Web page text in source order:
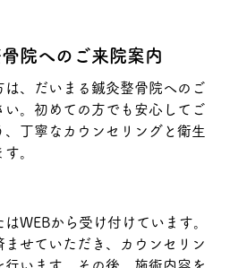
院へのご来院案内
は、だいまる鍼灸整骨院へのご
い。初めての方でも安心してご
、丁寧なカウンセリングと衛生
。
WEBから受け付けています。
ませていただき、カウンセリン